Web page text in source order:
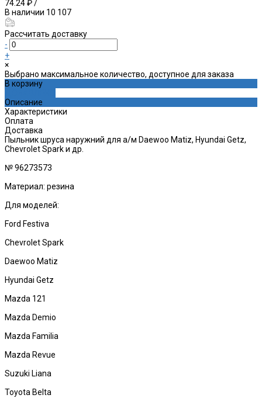
74.24 ₽/
В наличии 10 107
Рассчитать доставку
-
+
×
Выбрано максимальное количество, доступное для заказа
В корзину
Описание
Характеристики
Оплата
Доставка
Пыльник шруса наружний для а/м Daewoo Matiz, Hyundai Getz,
Chevrolet Spark и др.
№ 96273573
Материал: резина
Для моделей:
Ford Festiva
Chevrolet Spark
Daewoo Matiz
Hyundai Getz
Mazda 121
Mazda Demio
Mazda Familia
Mazda Revue
Suzuki Liana
Toyota Belta